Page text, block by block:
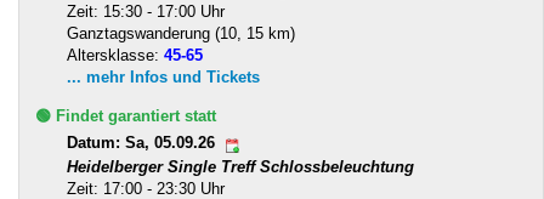
Zeit: 15:30 - 17:00 Uhr
Ganztagswanderung (10, 15 km)
Altersklasse: 45-65
... mehr Infos und Tickets
🟢 Findet garantiert statt
Datum: Sa, 05.09.26
Heidelberger Single Treff Schlossbeleuchtung
Zeit: 17:00 - 23:30 Uhr